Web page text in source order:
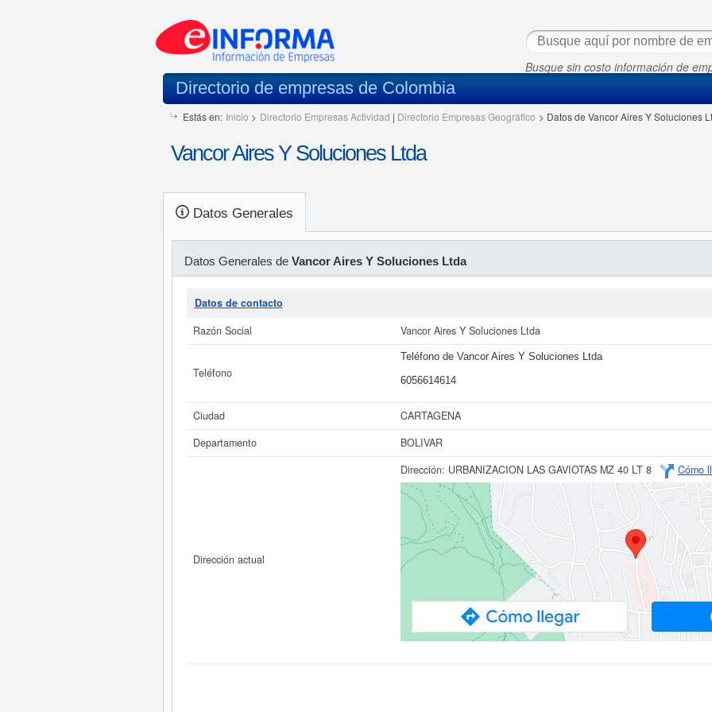
Busque sin costo información de
Directorio de empresas de Colombia
Estás en: Inicio > Directorio Empresas Actividad | Directorio Empresas Geográfico > Datos de Vancor Aires Y Soluciones
Vancor Aires Y Soluciones Ltda
Datos Generales
Datos Generales de Vancor Aires Y Soluciones Ltda
Datos de contacto
Razón Social
Vancor Aires Y Soluciones Ltda
Teléfono
Teléfono de Vancor Aires Y Soluciones Ltda
6056614614
Ciudad
CARTAGENA
Departamento
BOLIVAR
Dirección actual
Dirección: URBANIZACION LAS GAVIOTAS MZ 40 LT 8 Cómo